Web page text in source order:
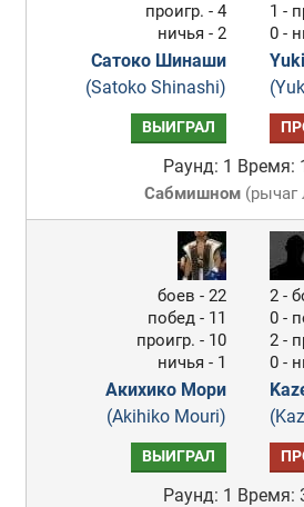
проигр. - 4
ничья - 2
Сатоко Шинаши
(Satoko Shinashi)
1 -
0 -
ВЫИГРАЛ
Раунд: 1 Время:
Сабмишном(рычаг
боев - 22
побед - 11
проигр. - 10
ничья - 1
Акихико Мори
(Akihiko Mouri)
2 -
0 -
2 -
0 -
ВЫИГРАЛ
Раунд: 1 Время: